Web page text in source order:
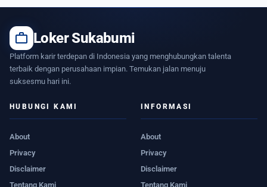
work Loker Sukabumi
Platform karir terdepan di Indonesia yang menghubungkan talenta
terbaik dengan perusahaan impian. Temukan jalan menuju
suksesmu hari ini.
HUBUNGI KAMI
About
Privacy
Disclaimer
Tentang Kami
INFORMASI
About
Privacy
Disclaimer
Tentang Kami